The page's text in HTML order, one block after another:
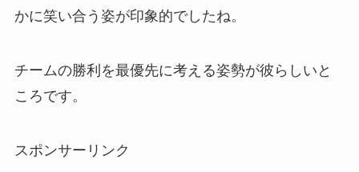
かに笑い合う姿が印象的でしたね。
チームの勝利を最優先に考える姿勢が彼らしいと
ころです。
スポンサーリンク